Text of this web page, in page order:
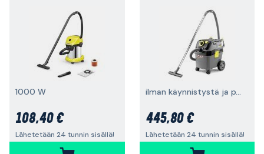
1000 W
108,40 €
Lähetetään 24 tunnin sisällä!
ilman käynnistystä ja pysäytystä, 1380 W
445,80 €
Lähetetään 24 tunnin sisällä!